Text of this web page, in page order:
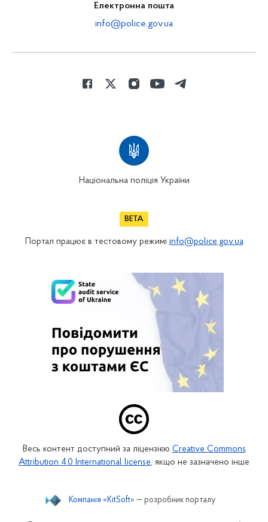
Електронна пошта
info@police.gov.ua
Національна поліція України
Портал працює в тестовому режимі info@police.gov.ua
Весь контент доступний за ліцензією Creative Commons
Attribution 4.0 International license, якщо не зазначено інше
Компанія «KitSoft» — розробник порталу